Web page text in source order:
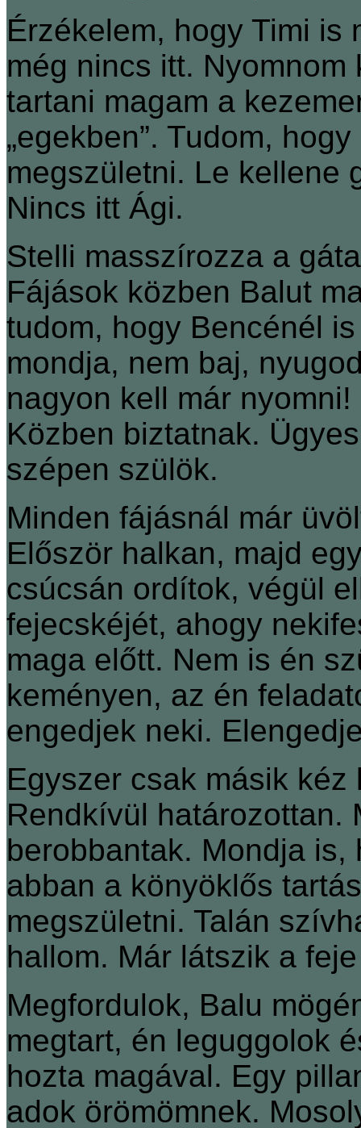
Érzékelem, hogy Timi is
még nincs itt.
tartani magam a
„egekben”. Tudom,
megszületni. Le kellene
Nincs itt Ági.
Stelli masszírozza a
Fájások közben Balut
tudom, hogy Bencénél
mondja, nem baj,
nagyon kell már
Közben biztatnak.
szépen szülök.
Minden fájásnál már
Először halkan, majd
csúcsán ordítok, végül
fejecskéjét, ahogy
maga előtt. Nem is én
keményen, az én
engedjek neki.
Egyszer csak másik
Rendkívül határozottan.
berobbantak. Mondja
abban a könyöklős
megszületni. Talán
hallom. Már látszik a
Megfordulok, Balu
megtart, én leguggolok
hozta magával. Egy
adok örömömnek.